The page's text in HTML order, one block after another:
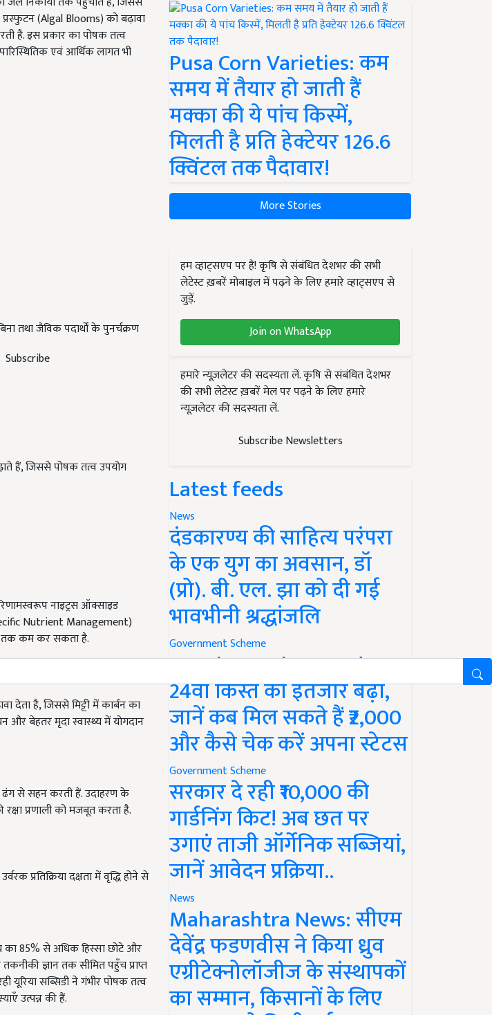
Subscribe
(Algal Blooms) को बढ़ावा
है. इस प्रकार का पोषक तत्व
एवं आर्थिक लागत भी
तथा जैविक पदार्थों के पुनर्चक्रण
हैं, जिससे पोषक तत्व उपयोग
नाइट्रस ऑक्साइड
Nutrient Management)
तक कम कर सकता है.
है, जिससे मिट्टी में कार्बन का
और बेहतर मृदा स्वास्थ्य में योगदान
ढंग से सहन करती हैं. उदाहरण के
रक्षा प्रणाली को मजबूत करता है.
प्रतिक्रिया दक्षता में वृद्धि होने से
का 85% से अधिक हिस्सा छोटे और
ज्ञान तक सीमित पहुँच प्राप्त
यूरिया सब्सिडी ने गंभीर पोषक तत्व
उत्पन्न की हैं.
Pusa Corn Varieties: कम
समय में तैयार हो जाती हैं
मक्का की ये पांच किस्में,
मिलती है प्रति हेक्टेयर 126.6
क्विंटल तक पैदावार!
More Stories
हम व्हाट्सएप पर हैं! कृषि से संबंधित देशभर की सभी
लेटेस्ट ख़बरें मोबाइल में पढ़ने के लिए हमारे व्हाट्सएप से
जुड़ें.
Join on WhatsApp
हमारे न्यूज़लेटर की सदस्यता लें. कृषि से संबंधित देशभर
की सभी लेटेस्ट ख़बरें मेल पर पढ़ने के लिए हमारे
न्यूज़लेटर की सदस्यता लें.
Subscribe Newsletters
Latest feeds
News
दंडकारण्य की साहित्य परंपरा
के एक युग का अवसान, डॉ
(प्रो). बी. एल. झा को दी गई
भावभीनी श्रद्धांजलि
Government Scheme
PM Kisan Yojana Update:
24वीं किस्त का इंतजार बढ़ा,
जानें कब मिल सकते हैं ₹2,000
और कैसे चेक करें अपना स्टेटस
Government Scheme
सरकार दे रही ₹10,000 की
गार्डनिंग किट! अब छत पर
उगाएं ताजी ऑर्गेनिक सब्जियां,
जानें आवेदन प्रक्रिया..
News
Maharashtra News: सीएम
देवेंद्र फडणवीस ने किया ध्रुव
एग्रीटेक्नोलॉजीज के संस्थापकों
का सम्मान, किसानों के लिए